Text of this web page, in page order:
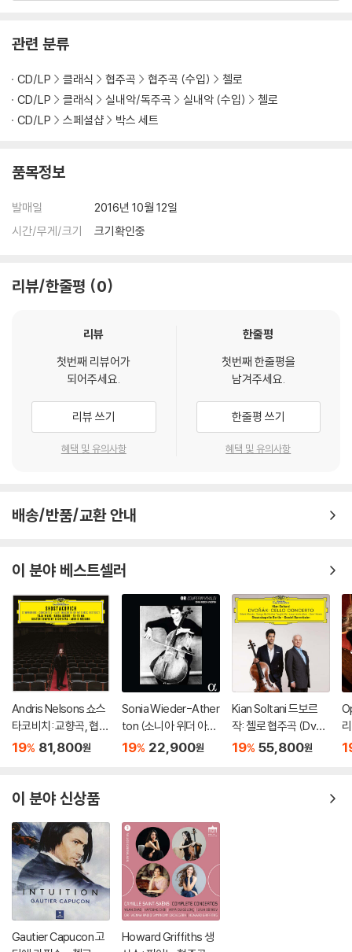
관련 분류
CD/LP 클래식 협주곡 협주곡 (수입)
첼로
CD/LP
클래식 실내악/독주곡 실내악 (수입)
첼로
CD/LP
스페셜샵 박스 세트
품목정보
발매일
2016년 10월 12일
시간/무게/크기
크기확인중
리뷰/한줄평 0
리뷰
첫번째 리뷰어가
되어주세요.
리뷰 쓰기
혜택 및 유의사항
한줄평
첫번째 한줄평을
남겨주세요.
한줄평 쓰기
혜택 및 유의사항
배송/반품/교환 안내
이 분야 베스트셀러
Andris Nelsons 쇼스
타코비치: 교향곡, 협주
곡 (Shostakovich: S
of Mtsensk District)
19% 81,800원
Sonia Wieder-Ather
ton (소니아 위더 아서
톤) - 빛 (Or’ (light))
19% 22,900원
Kian Soltani 드보르
작: 첼로 협주곡 (Dvor
ak: Cello Concerto)
19% 55,800원
이 분야 신상품
Gautier Capucon 고
Howard Griffiths 생